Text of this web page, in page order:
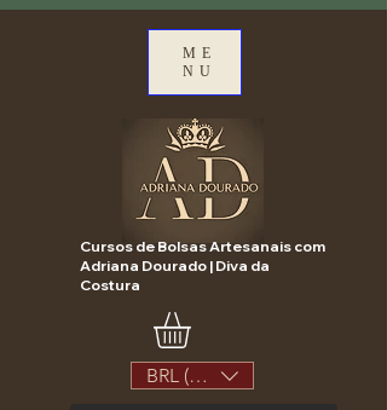
ME
NU
Cursos de Bolsas Artesanais com
Adriana Dourado | Diva da
Costura
BRL (R$)